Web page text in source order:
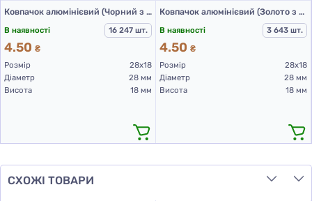
Ковпачок алюмінієвий (Чорний з різьбою 28х18 мм)
В наявності
16 247 шт.
4.50 ₴
Розмір
28х18
Діаметр
28 мм
Висота
18 мм
Ковпачок алюмінієвий (Золото з різьбою 28х18 мм)
В наявності
3 643 шт.
4.50 ₴
Розмір
28х18
Діаметр
28 мм
Висота
18 мм
СХОЖІ ТОВАРИ